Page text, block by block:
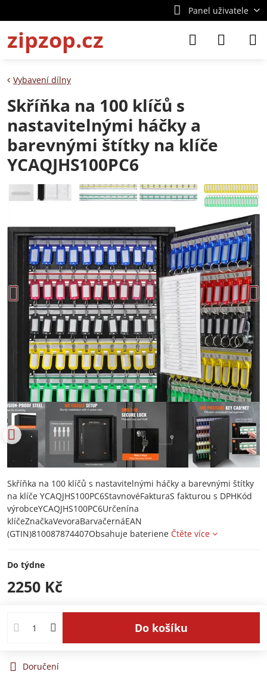
Panel uživatele
zipzop.cz
Vybavení dílny
Skříňka na 100 klíčů s
nastavitelnými háčky a
barevnými štítky na klíče
YCAQJHS100PC6
Skříňka na 100 klíčů s nastavitelnými háčky a barevnými štítky
na klíče YCAQJHS100PC6StavnovéFakturaS fakturou s DPHKód
výrobceYCAQJHS100PC6Určenína
klíčeZnačkaVevoraBarvačernáEAN
(GTIN)810087874407Obsahuje bateriene Čtěte více
Do týdne
2250 Kč
Do košíku
Doručení